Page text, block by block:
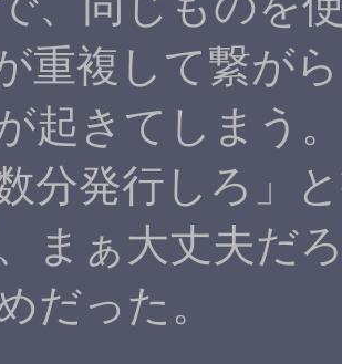
重複して繋が
起きてしまう
分発行しろ」
まぁ大丈夫だ
だった。